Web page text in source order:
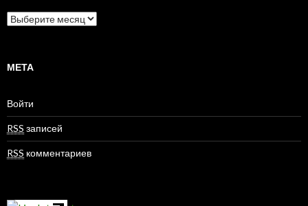
А
в
МЕТА
Войти
RSS записей
RSS комментариев